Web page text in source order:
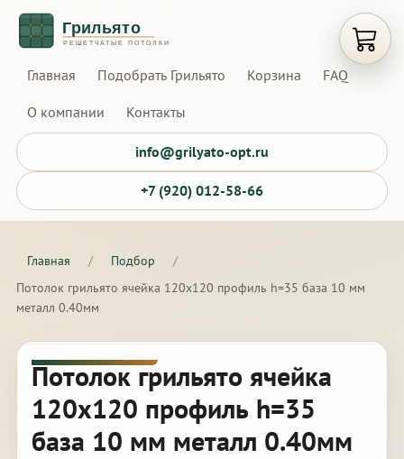
Главная Подобрать Грильято Корзина FAQ
О компании Контакты
info@grilyato-opt.ru
+7 (920) 012-58-66
Главная / Подбор
/
Потолок грильято ячейка 120х120 профиль h=35 база 10 мм
металл 0.40мм
Потолок грильято ячейка
120х120 профиль h=35
база 10 мм металл 0.40мм